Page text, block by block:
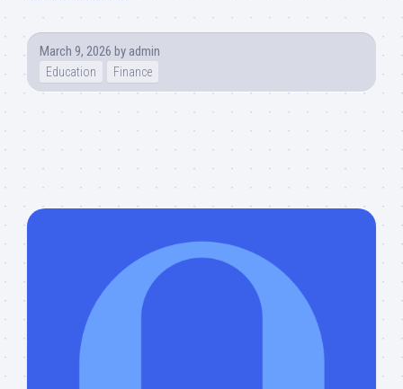
March 9, 2026 by admin
Education Finance